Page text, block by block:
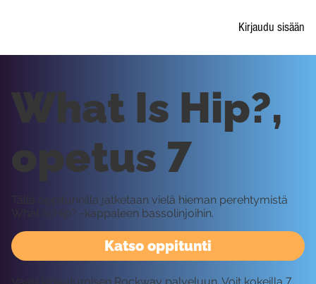
Kirjaudu sisään
Katso oppitunti
What Is Hip?,
opetus 7
Tällä oppitunnilla jatketaan vielä hieman perehtymistä
What Is Hip? -kappaleen bassolinjoihin.